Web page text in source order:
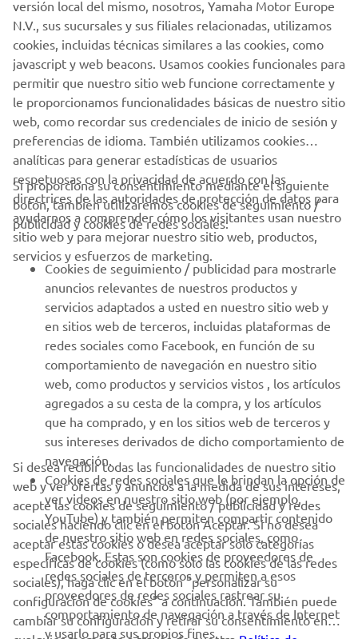
semana. Vamos a por las próximas. Solo me queda desear
una pronta recuperación a todos los pilotos lesionados”.
1/1
CORPORATIVO
PROFESIONALES
MÁS YAMAHA
AYUDA
BOLETÍN DE NOTICIAS
Sé el primero en enterarte de las últimas ofertas, eventos
especiales, novedades
SUSCRÍBETE
Lea nuestra Política de Privacidad para saber cómo procesamos
sus datos personales: Política de Privacidad
versión local del mismo, nosotros, Yamaha Motor Europe
N.V., sus sucursales y sus filiales relacionadas, utilizamos
cookies, incluidas técnicas similares a las cookies, como
javascript y web beacons. Usamos cookies funcionales para
permitir que nuestro sitio web funcione correctamente y
le proporcionamos funcionalidades básicas de nuestro sitio
web, como recordar sus credenciales de inicio de sesión y
preferencias de idioma. También utilizamos cookies
analíticas para generar estadísticas de usuarios
respetuosas con la privacidad de acuerdo con las
directrices de las autoridades de protección de datos para
ayudarnos a comprender cómo los visitantes usan nuestro
sitio web y para mejorar nuestro sitio web, productos,
servicios y esfuerzos de marketing.
Si proporciona su consentimiento mediante el siguiente
botón, también utilizaremos cookies de seguimiento /
publicidad y cookies de redes sociales:
Cookies de seguimiento / publicidad para mostrarle
anuncios relevantes de nuestros productos y
servicios adaptados a usted en nuestro sitio web y
en sitios web de terceros, incluidas plataformas de
redes sociales como Facebook, en función de su
comportamiento de navegación en nuestro sitio
web, como productos y servicios vistos , los artículos
agregados a su cesta de la compra, y los artículos
que ha comprado, y en los sitios web de terceros y
sus intereses derivados de dicho comportamiento de
navegación.
Cookies de redes sociales que le brindan la opción de
ver videos en nuestro sitio web (por ejemplo,
YouTube) y también permiten compartir contenido
de nuestro sitio web en redes sociales, como
Facebook. Estas son cookies de proveedores de
redes sociales de terceros y permiten a esos
proveedores de redes sociales rastrear su
comportamiento de navegación a través de Internet
y usarlo para sus propios fines.
Si desea recibir todas las funcionalidades de nuestro sitio
web y ver ofertas y anuncios a la medida de sus intereses,
acepte las cookies de seguimiento / publicidad y redes
sociales haciendo clic en el botón Aceptar. Si no desea
aceptar estas cookies o desea aceptar solo categorías
específicas de cookies (como solo las cookies de las redes
sociales), haga clic en el botón "personalizar su
configuración de cookies" a continuación. También puede
cambiar su configuración y retirar su consentimiento en